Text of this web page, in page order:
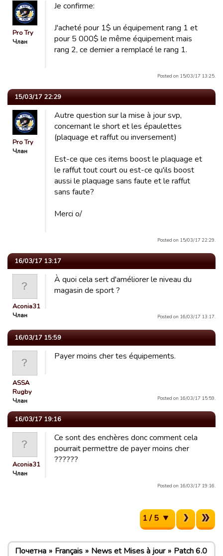
Pro Try
Члан
Je confirme:
J'acheté pour 1$ un équipement rang 1 et
pour 5 000$ le même équipement mais
rang 2, ce dernier a remplacé le rang 1.
Posted on 15/03/17 13:25.
15/03/17 22:29
Pro Try
Члан
Autre question sur la mise à jour svp,
concernant le short et les épaulettes
(plaquage et raffut ou inversement)
Est-ce que ces items boost le plaquage et
le raffut tout court ou est-ce qu'ils boost
aussi le plaquage sans faute et le raffut
sans faute?
Merci o/
Posted on 15/03/17 22:29.
16/03/17 13:17
Aconia31
Члан
À quoi cela sert d'améliorer le niveau du
magasin de sport ?
Posted on 16/03/17 13:17.
16/03/17 15:59
ASSA
Rugby
Члан
Payer moins cher tes équipements.
Posted on 16/03/17 15:59.
16/03/17 19:16
Aconia31
Члан
Ce sont des enchères donc comment cela
pourrait permettre de payer moins cher
??????
Posted on 16/03/17 19:16.
1 / 5
Почетна Français News et Mises à jour Patch 6.0